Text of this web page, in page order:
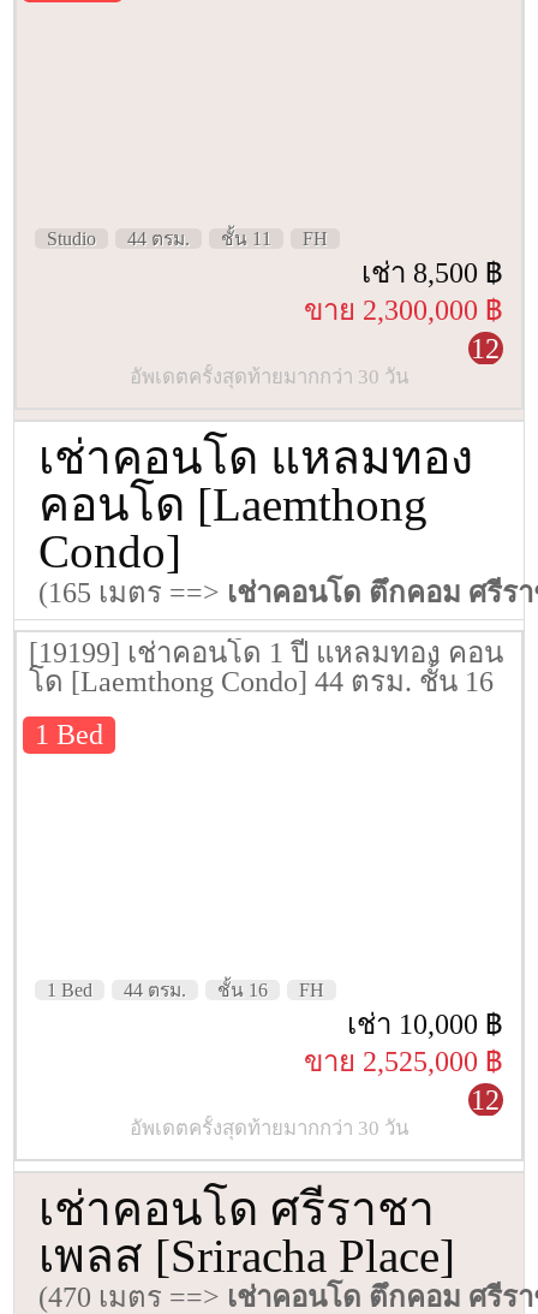
Studio 44 ตรม. ชั้น 11 FH
เช่า 8,500 ฿
ขาย 2,300,000 ฿
12
อัพเดตครั้งสุดท้ายมากกว่า 30 วัน
เช่าคอนโด แหลมทอง
คอนโด [Laemthong
Condo]
(165 เมตร ==> เช่าคอนโด ตึกคอม ศรีร
[19199] เช่าคอนโด 1 ปี แหลมทอง คอน
โด [Laemthong Condo] 44 ตรม. ชั้น 16
1 Bed
1 Bed 44 ตรม. ชั้น 16 FH
เช่า 10,000 ฿
ขาย 2,525,000 ฿
12
อัพเดตครั้งสุดท้ายมากกว่า 30 วัน
เช่าคอนโด ศรีราชา
เพลส [Sriracha Place]
(470 เมตร ==> เช่าคอนโด ตึกคอม ศรีร